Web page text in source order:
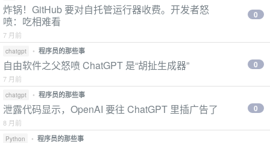
炸锅！GitHub 要对自托管运行器收费。开发者怒
喷：吃相难看
7 月前
0
chatgpt • 程序员的那些事
自由软件之父怒喷 ChatGPT 是“胡扯生成器”
7 月前
0
chatgpt • 程序员的那些事
泄露代码显示，OpenAI 要往 ChatGPT 里插广告了
8 月前
0
Python • 程序员的那些事